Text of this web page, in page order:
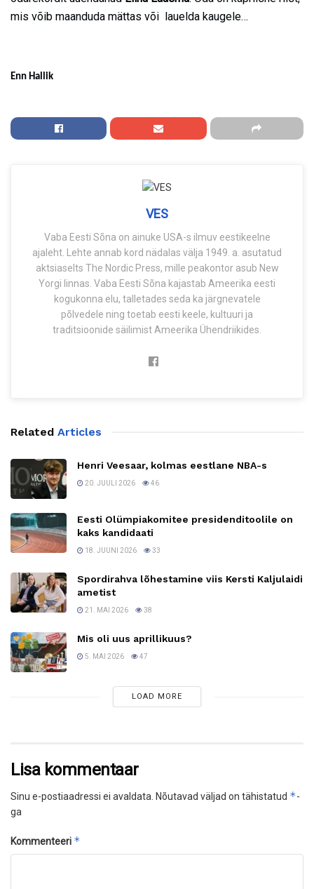
mis võib maanduda mättas või lauelda kaugele…
Enn Hallik
VES
Vaba Eesti Sõna on ainuke USA-s ilmuv eestikeelne
ajaleht. Lehte annab kord nädalas välja 1949. a. asutatud
aktsiaselts The Nordic Press, mille peakontor asub New
Yorgi linnas. Vaba Eesti Sõna kajastab Ameerika eesti
kogukonna elu, talletades seda ka järgnevatele
põlvedele ning toetab eesti keele, kultuuri ja
traditsioonide säilimist Ameerika Ühendriikides.
Related Articles
Henri Veesaar, kolmas eestlane NBA-s
20. JUULI 2026 46
Eesti Olümpiakomitee presidenditoolile on
kaks kandidaati
18. JUUNI 2026 33
Spordirahva lõhestamine viis Kersti Kaljulaidi
ametist
21. MAI 2026 38
Mis oli uus aprillikuus?
5. MAI 2026 47
LOAD MORE
Lisa kommentaar
Sinu e-postiaadressi ei avaldata. Nõutavad väljad on tähistatud *-
ga
Kommenteeri *